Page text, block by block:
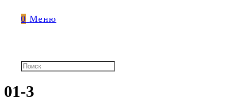
0 Меню
01-3